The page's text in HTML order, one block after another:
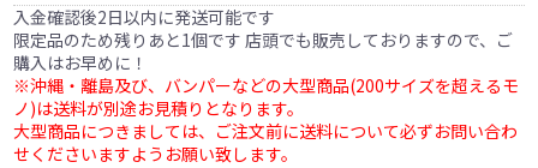
入金確認後2日以内に発送可能です
限定品のため残りあと1個です 店頭でも販売しておりますので、ご
購入はお早めに！
※沖縄・離島及び、バンパーなどの大型商品(200サイズを超えるモ
ノ)は送料が別途お見積りとなります。
大型商品につきましては、ご注文前に送料について必ずお問い合わ
せくださいますようお願い致します。